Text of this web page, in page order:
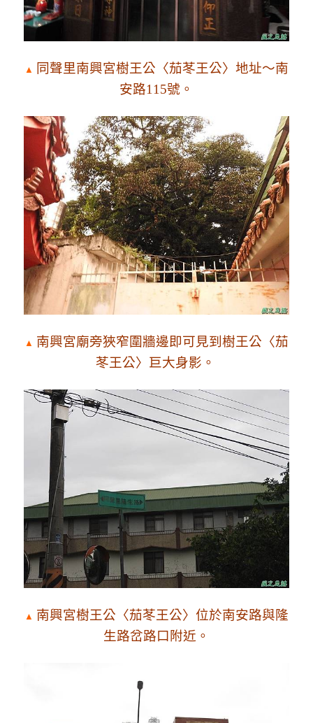
▲ 同聲里南興宮樹王公〈茄苳王公〉地址～南
安路115號。
▲ 南興宮廟旁狹窄圍牆邊即可見到 樹王公〈茄
苳王公〉巨大身影 。
▲ 南興宮樹王公〈茄苳王公〉位於南安路與隆
生路岔路口附近 。